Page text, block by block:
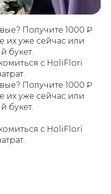
Получите 1000 ₽
их уже сейчас или
букет.
с HoliFlori
Получите 1000 ₽
их уже сейчас или
букет.
с HoliFlori